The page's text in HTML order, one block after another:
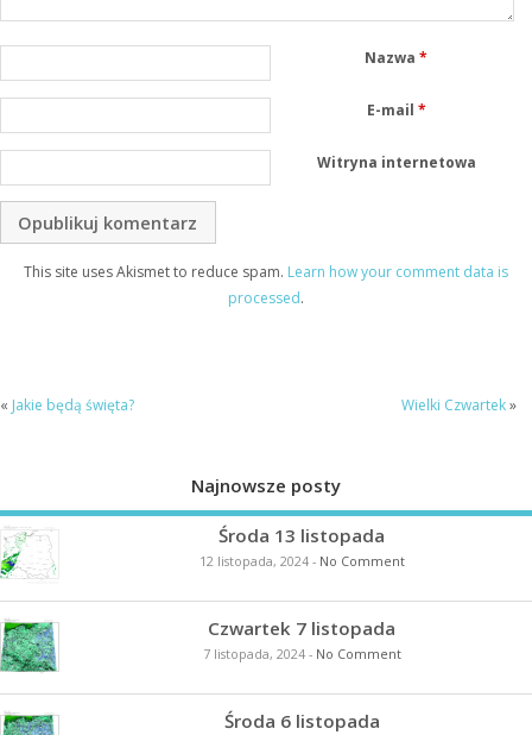
Nazwa*
E-mail *
Witryna internetowa
This site uses Akismet to reduce spam. Learn how your comment data is
processed.
« Jakie będą święta? Wielki Czwartek»
Najnowsze posty
Środa 13 listopada
12 listopada, 2024- No Comment
Czwartek 7 listopada
7 listopada, 2024- No Comment
Środa 6 listopada